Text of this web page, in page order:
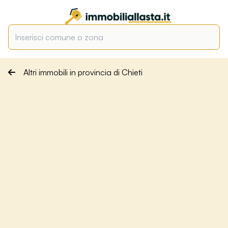
Altri immobili in provincia di Chieti